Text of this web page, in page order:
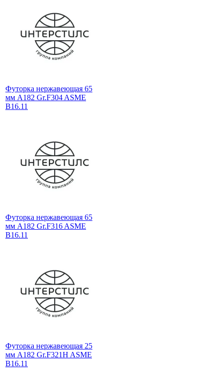
Футорка нержавеющая 65
мм A182 Gr.F304 ASME
B16.11
Футорка нержавеющая 65
мм A182 Gr.F316 ASME
B16.11
Футорка нержавеющая 25
мм A182 Gr.F321H ASME
B16.11